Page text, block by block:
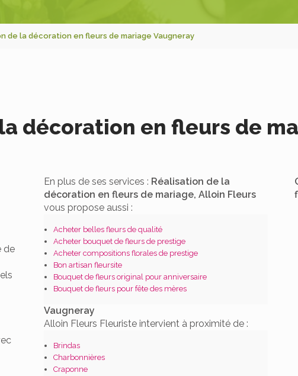
de la décoration en fleurs de mariage Vaugneray
décoration en fleurs de
de
En plus de ses services : Réalisation de la
décoration en fleurs de mariage, Alloin Fleurs
vous propose aussi :
Acheter belles fleurs de qualité
Acheter bouquet de fleurs de prestige
Acheter compositions florales de prestige
Bon artisan fleursite
Bouquet de fleurs original pour anniversaire
Bouquet de fleurs pour fête des mères
Vaugneray
Alloin Fleurs Fleuriste intervient à proximité de :
Brindas
Charbonnières
Craponne